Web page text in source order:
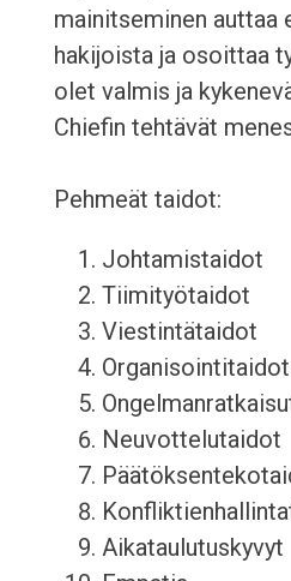
mainitseminen auttaa
hakijoista ja osoittaa
olet valmis ja
Chiefin tehtävät
Pehmeät taidot:
Johtamistaidot
Tiimityötaidot
Viestintätaidot
Organisointitaidot
Neuvottelutaidot
Aikataulutuskyvyt